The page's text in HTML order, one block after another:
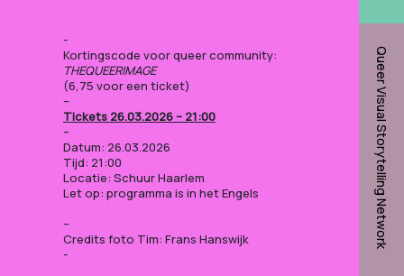
Kortingscode voor queer community:
THEQUEERIMAGE
(6,75 voor een ticket)
–
Tickets 26.03.2026 – 21:00
–
Datum: 26.03.2026
Tijd: 21:00
Locatie: Schuur Haarlem
Let op: programma is in het Engels
–
Credits foto Tim: Frans Hanswijk
Queer Visual Storytelling Network